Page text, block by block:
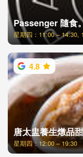
Passenger 隨食
星期四：11:00 – 14:30,
4.8
唐太盅養生燉品
星期四：12:00 – 19:30